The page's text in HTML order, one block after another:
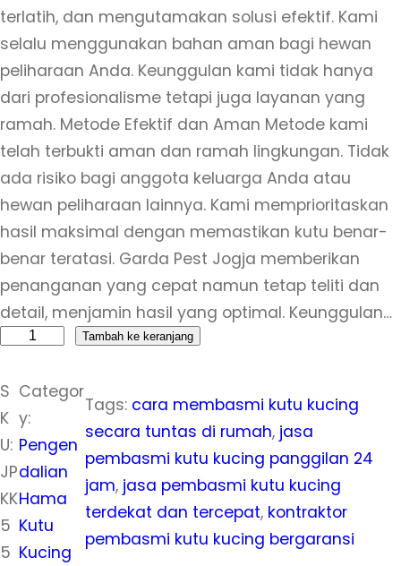
terlatih, dan mengutamakan solusi efektif. Kami
selalu menggunakan bahan aman bagi hewan
peliharaan Anda. Keunggulan kami tidak hanya
dari profesionalisme tetapi juga layanan yang
ramah. Metode Efektif dan Aman Metode kami
telah terbukti aman dan ramah lingkungan. Tidak
ada risiko bagi anggota keluarga Anda atau
hewan peliharaan lainnya. Kami memprioritaskan
hasil maksimal dengan memastikan kutu benar-
benar teratasi. Garda Pest Jogja memberikan
penanganan yang cepat namun tetap teliti dan
detail, menjamin hasil yang optimal. Keunggulan…
a
n
t
i
t
a
s
Tambah ke keranjang
S
K
U:
JP
KK
5
5
Categor
y:
Pengen
dalian
Hama
Kutu
Kucing
Tags: cara membasmi kutu kucing
secara tuntas di rumah, jasa
pembasmi kutu kucing panggilan 24
jam, jasa pembasmi kutu kucing
terdekat dan tercepat, kontraktor
pembasmi kutu kucing bergaransi